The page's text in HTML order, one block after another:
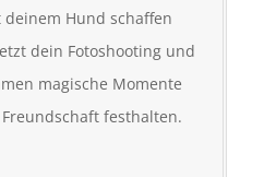
Hund schaffen
dein Fotoshooting und
magische Momente
festhalten.